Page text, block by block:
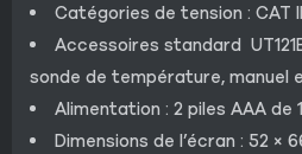
Catégories de tension : CAT
Accessoires standard
sonde de température, manuel
Alimentation : 2 piles AAA de
Dimensions de l’écran : 52 ×